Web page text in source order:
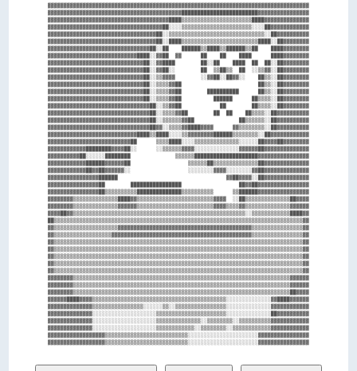
▓▓▓▓▓▓▓▓▓▓▓▓▓▓▓▓▓▓▓▓▓▓▓▓▓▓▓▓▓▓▓▓▓▓▓▓▓▓▓▓▓▓▓▓▓▓▓▓▓▓▓▓▓▓▓▓▓▓▓▓▓▓▓▓▓▓▓▓▓▓▓▓▓▓▓▓▓▓▓▓▓▓
▓▓▓▓▓▓▓▓▓▓▓▓▓▓▓▓▓▓▓▓▓▓▓▓▓▓▓▓▓▓▓▓▓▓▓▓▓▓▓▓▓▓████████████████████████▓▓▓▓▓▓▓▓▓▓▓▓▓▓▓▓
▓▓▓▓▓▓▓▓▓▓▓▓▓▓▓▓▓▓▓▓▓▓▓▓▓▓▓▓▓▓▓▓▓▓▓▓▓▓████▒▒▒▒▒▒▒▒▒▒▒▒▒▒▒▒▒▒▒▒▒▒████▓▓▓▓▓▓▓▓▓▓▓▓▓▓
▓▓▓▓▓▓▓▓▓▓▓▓▓▓▓▓▓▓▓▓▓▓▓▓▓▓▓▓▓▓▓▓▓▓▓▓██░░░░▒▒▒▒▒▒▒▒▒▒▒▒▒▒▒▒▒▒▒▒▒▒░░░░██▓▓▓▓▓▓▓▓▓▓▓▓
▓▓▓▓▓▓▓▓▓▓▓▓▓▓▓▓▓▓▓▓▓▓▓▓▓▓▓▓▓▓▓▓▓▓██░░▒▒▒▒▒▒▒▒▒▒▒▒▒▒▒▒▒▒▒▒▒▒▒▒▒▒▒▒▒▒░░██▓▓▓▓▓▓▓▓▓▓
▓▓▓▓▓▓▓▓▓▓▓▓▓▓▓▓▓▓▓▓▓▓▓▓▓▓▓▓▓▓▓▓▓▓██░░████▒▒▒▒▒▒▒▒▒▒▒▒▒▒▒▒▒▒▒▒▒▒▒▒████░░██▓▓▓▓▓▓▓▓
▓▓▓▓▓▓▓▓▓▓▓▓▓▓▓▓▓▓▓▓▓▓▓▓▓▓▓▓▓▓▓▓██░░██    ██████▒▒████▒▒██████▒▒██    ████▓▓▓▓▓▓▓▓
▓▓▓▓▓▓▓▓▓▓▓▓▓▓▓▓▓▓▓▓▓▓▓▓▓▓▓▓████░░▓▓██  ▓▓      ██    ██    ████      ████▓▓▓▓▓▓▓▓
▓▓▓▓▓▓▓▓▓▓▓▓▓▓▓▓▓▓▓▓▓▓▓▓▓▓▓▓▓▓██░░▓▓████        ██░░██    ████  ██  ██░░██▓▓▓▓▓▓▓▓
▓▓▓▓▓▓▓▓▓▓▓▓▓▓▓▓▓▓▓▓▓▓▓▓▓▓▓▓▓▓██░░▓▓██░░        ██  ▒▒██▒▒  ██  ░░▒▒▓▓░░██▓▓▓▓▓▓▓▓
▓▓▓▓▓▓▓▓▓▓▓▓▓▓▓▓▓▓▓▓▓▓▓▓▓▓▓▓▓▓██░░▒▒▓▓▓▓        ░░▓▓██░░██▓▓░░    ██▒▒░░██▓▓▓▓▓▓▓▓
▓▓▓▓▓▓▓▓▓▓▓▓▓▓▓▓▓▓▓▓▓▓▓▓▓▓▓▓▓▓██░░▒▒▒▒▓▓██                        ██▒▒░░██▓▓▓▓▓▓▓▓
▓▓▓▓▓▓▓▓▓▓▓▓▓▓▓▓▓▓▓▓▓▓▓▓▓▓▓▓▓▓██░░▒▒▒▒▓▓██        ██████████      ██▒▒░░██▓▓▓▓▓▓▓▓
▓▓▓▓▓▓▓▓▓▓▓▓▓▓▓▓▓▓▓▓▓▓▓▓▓▓▓▓▓▓██░░▒▒▒▒▓▓██          ██████      ██▒▒▒▒░░██▓▓▓▓▓▓▓▓
▓▓▓▓▓▓▓▓▓▓▓▓▓▓▓▓▓▓▓▓▓▓▓▓▓▓▓▓▓▓▓▓██░░▒▒▓▓██            ██        ██▒▒▒▒░░██▓▓▓▓▓▓▓▓
▓▓▓▓▓▓▓▓▓▓▓▓▓▓▓▓▓▓▓▓▓▓▓▓▓▓▓▓▓▓▓▓██░░▒▒▒▒▓▓██        ██  ██    ██▒▒▒▒░░██▓▓▓▓▓▓▓▓▓▓
▓▓▓▓▓▓▓▓▓▓▓▓▓▓▓▓▓▓▓▓▓▓▓▓▓▓▓▓▓▓▓▓██░░▒▒▒▒▒▒▓▓██              ██▒▒▒▒▒▒░░██▓▓▓▓▓▓▓▓▓▓
▓▓▓▓▓▓▓▓▓▓▓▓▓▓▓▓▓▓▓▓▓▓▓▓▓▓▓▓▓▓▓▓██▓▓░░▒▒▒▒▓▓████▓▓▓▓      ▓▓▒▒▒▒▒▒▒▒░░██▓▓▓▓▓▓▓▓▓▓
▓▓▓▓▓▓▓▓▓▓▓▓▓▓▓▓▓▓▓▓▓▓▓▓▓▓▓▓████▒▒████░░░░▒▒▓▓▓▓▓▓▓▓██████▒▒▒▒▒▒▒▒░░██▓▓▓▓▓▓▓▓▓▓▓▓
▓▓▓▓▓▓▓▓▓▓▓▓▓▓▓▓▓▓▓▓▓▓▓▓▓▓██      ▒▒▒▒████░░░░▒▒▒▒▒▒▒▒▒▒▒▒▒▒░░░░░░██▓▓▓▓██▓▓▓▓▓▓▓▓
▓▓▓▓▓▓▓▓▓▓▓▓████████▓▓▓▓██░░      ░░▒▒▒▒▒▒▓▓▓▓░░░░░░░░░░░░░░▓▓▓▓▓▓██▓▓▓▓▓▓▓▓▓▓▓▓▓▓
▓▓▓▓▓▓▓▓▓▓██░░░░░░████████              ▒▒▒▒▒▒████████████████████▓▓▓▓▓▓▓▓▓▓▓▓▓▓▓▓
▓▓▓▓▓▓▓▓▓▓▓▓██████▓▓▓▓▓▓██                  ▒▒▒▒▒▒██▒▒▒▒▒▒▒▒▒▒▒▒▒▒██▓▓▓▓▓▓▓▓▓▓▓▓▓▓
▓▓▓▓▓▓▓▓▓▓▓▓██▓▓██▓▓▓▓▓▓░░                  ░░░░░░░░▓▓▓▓░░░░░░░░▓▓██▓▓▓▓▓▓▓▓▓▓▓▓▓▓
▓▓▓▓▓▓▓▓▓▓▓▓▓▓▓▓██████                                  ▓▓██▓▓▓▓░░██▓▓▓▓▓▓▓▓▓▓▓▓▓▓
▓▓▓▓▓▓▓▓▓▓▓▓▓▓▓▓██        ████████████████                  ██▓▓██▓▓▓▓▓▓▓▓▓▓▓▓▓▓▓▓
▓▓▓▓▓▓▓▓▓▓▓▓▓▓▓▓██▒▒▒▒▒▒▒▒▒▒██████████████▒▒▒▒▒▒▒▒▒▒      ▒▒██████▓▓▓▓▓▓▓▓▓▓▓▓▓▓▓▓
▓▓▓▓▓▓▓▓▒▒▒▒▒▒▒▒▒▒▒▒▒▒████▓▓▒▒▒▒▒▒▒▒▒▒▒▒▒▒▒▒▒▒▒▒▒▒▒▒▓▓▓▓  ░░██▒▒▒▒▒▒▒▒▒▒▒▒▒▒██▓▓▓▓
▓▓▓▓▓▓▓▓▒▒▒▒▒▒▒▒▒▒▒▒▒▒▓▓▓▓▓▓▒▒▒▒▒▒▒▒▒▒▒▒▒▒▒▒▒▒▒▒▒▒▒▒▓▓▓▓▒▒▒▒▓▓▒▒▒▒▒▒▒▒▒▒▒▒▒▒▓▓▓▓▓▓
▓▓▓▓██▓▓▒▒▒▒▒▒▒▒▒▒▒▒▒▒▒▒▒▒▒▒▒▒▒▒▒▒▒▒▒▒▒▒▒▒▒▒▒▒▒▒▒▒▒▒▒▒▒▒▒▒▒▒▒▒░░▒▒▒▒▒▒▒▒▒▒▒▒████▓▓
██▒▒▒▒▒▒▒▒▒▒▒▒▒▒▒▒▒▒▒▒▒▒▒▒▒▒▒▒▒▒▒▒▒▒▒▒▒▒▒▒▒▒▒▒▒▒▒▒▒▒▒▒▒▒▒▒▒▒▒▒▒▒▒▒▒▒▒▒▒▒▒▒▒▒▒▒▒▒▓▓
▓▓▒▒▒▒▒▒▒▒▒▒▒▒▒▒▒▒▒▒▒▒▓▓▓▓▓▓▓▓▓▓▓▓▓▓▓▓▓▓▓▓▓▓▓▓▓▓▓▓▓▓▓▓▓▓▓▓▓▓▓▓▓▓▒▒▒▒▒▒▒▒▒▒▒▒▒▒▒▒▓▓
▓▓▒▒▒▒▒▒▒▒▒▒▒▒▒▒▒▒▒▒▓▓▓▓▓▓▓▓▓▓▓▓▓▓▓▓▓▓▓▓▓▓▓▓▓▓▓▓▓▓▓▓▓▓▓▓▓▓▓▓▓▓▓▓▒▒▒▒▒▒▒▒▒▒▒▒▒▒▒▒▓▓
▓▓▒▒▒▒▒▒▒▒▒▒▒▒▒▒▒▒▒▒▒▒▒▒▒▒▒▒▒▒▒▒▒▒▒▒▒▒▒▒▒▒▒▒▒▒▒▒▒▒▒▒▒▒▒▒▒▒▒▒▒▒▒▒▒▒▒▒▒▒▒▒▒▒▒▒▒▒▒▒▓▓
▓▓▒▒▒▒▒▒▒▒▒▒▒▒▒▒▒▒▒▒▒▒▒▒▒▒▒▒▒▒▒▒▒▒▒▒▒▒▒▒▒▒▒▒▒▒▒▒▒▒▒▒▒▒▒▒▒▒▒▒▒▒▒▒▒▒▒▒▒▒▒▒▒▒▒▒▒▒▒▒▓▓
▓▓▒▒▒▒▒▒▒▒▒▒▒▒▒▒▒▒▒▒▒▒▒▒▒▒▒▒▒▒▒▒▒▒▒▒▒▒▒▒▒▒▒▒▒▒▒▒▒▒▒▒▒▒▒▒▒▒▒▒▒▒▒▒▒▒▒▒▒▒▒▒▒▒▒▒▒▒▒▒▓▓
▓▓▒▒▒▒▒▒▒▒▒▒▒▒▒▒▒▒▒▒▒▒▒▒▒▒▒▒▒▒▒▒▒▒▒▒▒▒▒▒▒▒▒▒▒▒▒▒▒▒▒▒▒▒▒▒▒▒▒▒▒▒▒▒▒▒▒▒▒▒▒▒▒▒▒▒▒▒▒▒▓▓
▓▓▒▒▒▒▒▒▒▒▒▒▒▒▒▒▒▒▒▒▒▒▒▒▒▒▒▒▒▒▒▒▒▒▒▒▒▒▒▒▒▒▒▒▒▒▒▒▒▒▒▒▒▒▒▒▒▒▒▒▒▒▒▒▒▒▒▒▒▒▒▒▒▒▒▒▒▒▒▒▓▓
▓▓▓▓▓▓▓▓▒▒▒▒▒▒▒▒▒▒▒▒▒▒▒▒▒▒▒▒▒▒▒▒▒▒▒▒▒▒▒▒▒▒▒▒▒▒▒▒▒▒▒▒▒▒▒▒▒▒▒▒▒▒▒▒▒▒▒▒▒▒▒▒▒▒▒▒▓▓▓▓▓▓
▓▓▓▓▓▓▓▓▒▒▒▒▒▒▒▒▒▒▒▒▒▒▒▒▒▒▒▒▒▒▒▒▒▒▒▒▒▒▒▒▒▒▒▒▒▒▒▒▒▒▒▒▒▒▒▒▒▒▒▒▒▒▒▒▒▒▒▒▒▒▒▒▒▒▒▒▓▓▓▓▓▓
▓▓▓▓▓▓▓▓▒▒▒▒▒▒▒▒▒▒▒▒▒▒▒▒▒▒▒▒▒▒▒▒▒▒▒▒▒▒▒▒▒▒▒▒▒▒▒▒▒▒▒▒▒▒▒▒▒▒▒▒▒▒▒▒▒▒▒▒▒▒▒▒▒▒▒▒██▓▓▓▓
▓▓▓▓▓▓████▓▓▓▓▒▒▒▒▒▒▒▒▒▒▒▒▒▒▒▒▒▒▒▒▒▒▒▒▒▒▒▒▒▒▒▒▒▒▒▒▒▒▒▒▒▒░░░░░░░░░░░░░░▓▓████▓▓▓▓▓▓
▓▓▓▓▓▓▓▓▓▓▓▓▓▓▒▒▒▒▒▒▒▒▒▒▒▒▒▒▒▒░░░░░░▒▒░░▒▒▒▒▒▒▒▒▒▒▒▒▒▒▒▒░░░░░░░░░░░░░░▓▓▓▓▓▓▓▓▓▓▓▓
▓▓▓▓▓▓▓▓▓▓▓▓▓▓░░░░░░░░░░░░░░░░░░░░▒▒▒▒▒▒▒▒▒▒▒▒▒▒▒▒▒▒▒▒▒▒░░░░░░░░░░░░░░██▓▓▓▓▓▓▓▓▓▓
▓▓▓▓▓▓▓▓▓▓▓▓▓▓░░░░░░░░░░░░░░░░░░░░▒▒▒▒▒▒▒▒▒▒▒▒▒▒░░▒▒▒▒▒▒▒▒░░▒▒▒▒▒▒▒▒▒▒▓▓▓▓▓▓▓▓▓▓▓▓
▓▓▓▓▓▓▓▓▓▓▓▓▓▓░░░░░░░░░░░░░░░░░░░░▒▒▒▒▒▒▒▒▒▒▒▒░░▒▒▒▒▒▒▒▒░░▒▒▒▒▒▒▒▒▒▒▒▒▓▓▓▓▓▓▓▓▓▓▓▓
▓▓▓▓▓▓▓▓▓▓▓▓▓▓▓▓▓▓▒▒▒▒▒▒▒▒▒▒▒▒▒▒▒▒▒▒▒▒▒▒▒▒▒▒░░░░░░░░░░░░░░░░░░░░░░▓▓▓▓▓▓▓▓▓▓▓▓▓▓▓▓